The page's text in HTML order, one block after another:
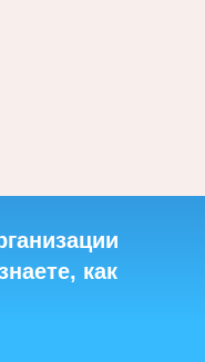
как